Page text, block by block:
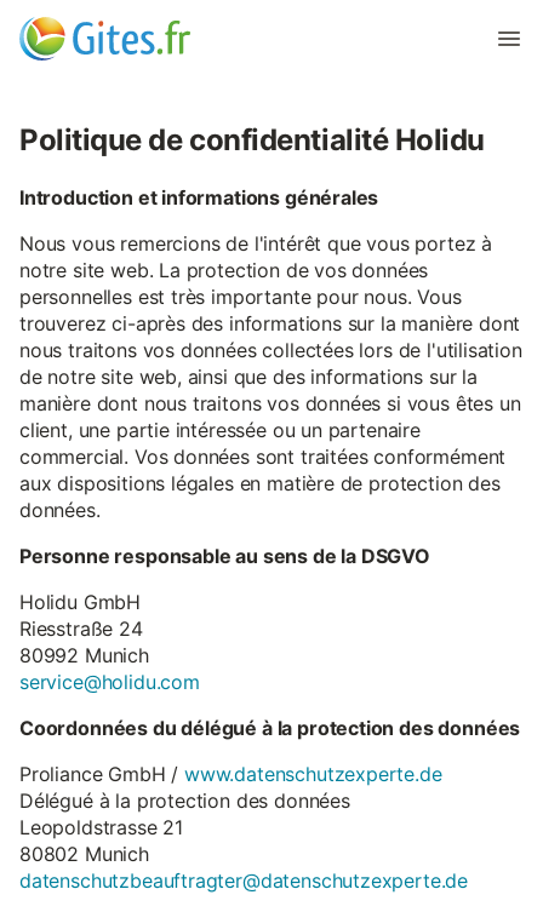
Politique de confidentialité Holidu
Introduction et informations générales
Nous vous remercions de l'intérêt que vous portez à
notre site web. La protection de vos données
personnelles est très importante pour nous. Vous
trouverez ci-après des informations sur la manière dont
nous traitons vos données collectées lors de l'utilisation
de notre site web, ainsi que des informations sur la
manière dont nous traitons vos données si vous êtes un
client, une partie intéressée ou un partenaire
commercial. Vos données sont traitées conformément
aux dispositions légales en matière de protection des
données.
Personne responsable au sens de la DSGVO
Holidu GmbH
Riesstraße 24
80992 Munich
service@holidu.com
Coordonnées du délégué à la protection des données
Proliance GmbH /www.datenschutzexperte.de
Délégué à la protection des données
Leopoldstrasse 21
80802 Munich
datenschutzbeauftragter@datenschutzexperte.de